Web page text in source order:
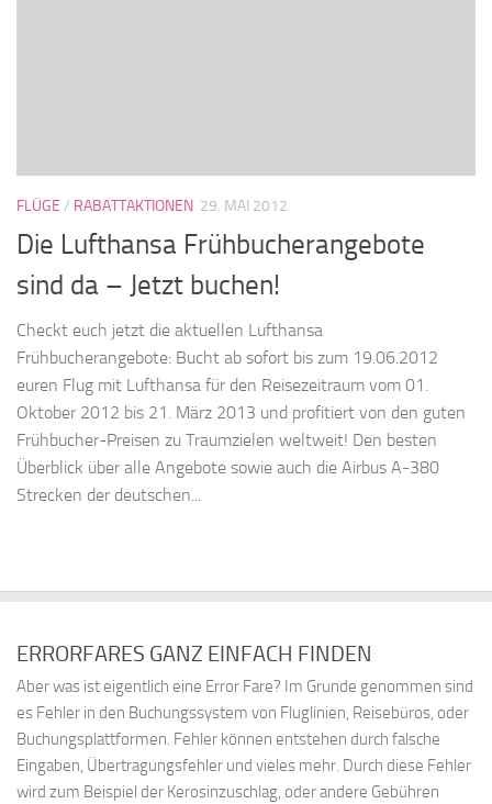
FLÜGE / RABATTAKTIONEN 29. MAI 2012
Die Lufthansa Frühbucherangebote
sind da – Jetzt buchen!
Checkt euch jetzt die aktuellen Lufthansa
Frühbucherangebote: Bucht ab sofort bis zum 19.06.2012
euren Flug mit Lufthansa für den Reisezeitraum vom 01.
Oktober 2012 bis 21. März 2013 und profitiert von den guten
Frühbucher-Preisen zu Traumzielen weltweit! Den besten
Überblick über alle Angebote sowie auch die Airbus A-380
Strecken der deutschen...
ERRORFARES GANZ EINFACH FINDEN
Aber was ist eigentlich eine Error Fare? Im Grunde genommen sind
es Fehler in den Buchungssystem von Fluglinien, Reisebüros, oder
Buchungsplattformen. Fehler können entstehen durch falsche
Eingaben, Übertragungsfehler und vieles mehr. Durch diese Fehler
wird zum Beispiel der Kerosinzuschlag, oder andere Gebühren